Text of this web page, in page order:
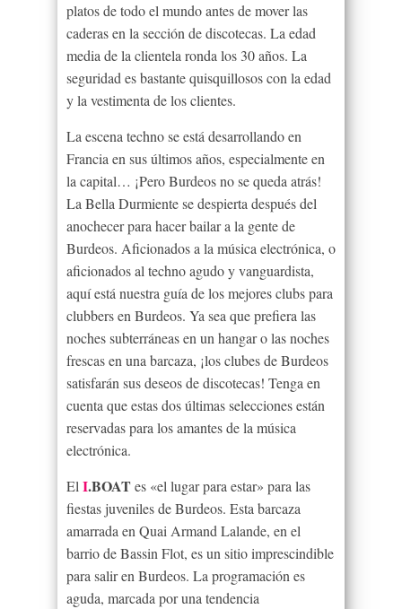
platos de todo el mundo antes de mover las
caderas en la sección de discotecas. La edad
media de la clientela ronda los 30 años. La
seguridad es bastante quisquillosos con la edad
y la vestimenta de los clientes.
La escena techno se está desarrollando en
Francia en sus últimos años, especialmente en
la capital… ¡Pero Burdeos no se queda atrás!
La Bella Durmiente se despierta después del
anochecer para hacer bailar a la gente de
Burdeos. Aficionados a la música electrónica, o
aficionados al techno agudo y vanguardista,
aquí está nuestra guía de los mejores clubs para
clubbers en Burdeos. Ya sea que prefiera las
noches subterráneas en un hangar o las noches
frescas en una barcaza, ¡los clubes de Burdeos
satisfarán sus deseos de discotecas! Tenga en
cuenta que estas dos últimas selecciones están
reservadas para los amantes de la música
electrónica.
El I.BOATes «el lugar para estar» para las
fiestas juveniles de Burdeos. Esta barcaza
amarrada en Quai Armand Lalande, en el
barrio de Bassin Flot, es un sitio imprescindible
para salir en Burdeos. La programación es
aguda, marcada por una tendencia